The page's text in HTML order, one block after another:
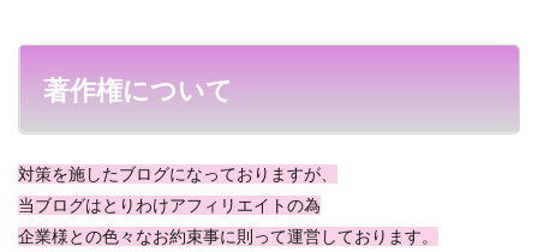
著作権について
対策を施したブログになっておりますが、
当ブログはとりわけアフィリエイトの為
企業様との色々なお約束事に則って運営しております。